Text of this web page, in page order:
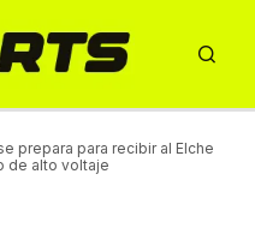
prepara para recibir al Elche
de alto voltaje